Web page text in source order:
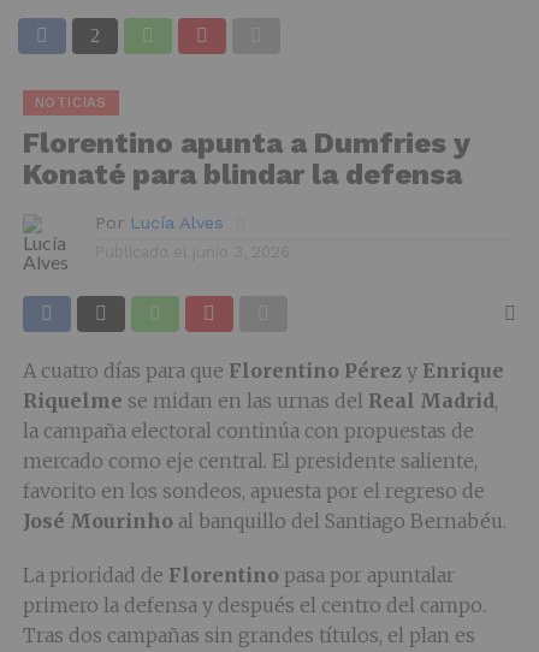
NOTICIAS
Florentino apunta a Dumfries y
Konaté para blindar la defensa
Por Lucía Alves
A cuatro días para que Florentino Pérezy Enrique
Riquelme se midan en las urnas del Real Madrid,
la campaña electoral continúa con propuestas de
mercado como eje central. El presidente saliente,
favorito en los sondeos, apuesta por el regreso de
José Mourinhoal banquillo del Santiago Bernabéu.
La prioridad de Florentinopasa por apuntalar
primero la defensa y después el centro del campo.
Tras dos campañas sin grandes títulos, el plan es